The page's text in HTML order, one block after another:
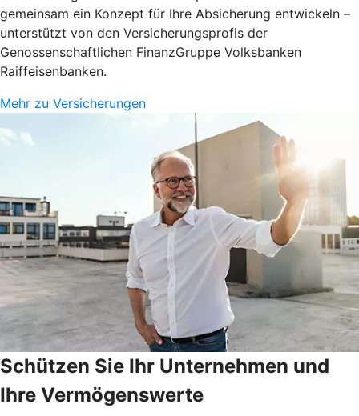
gemeinsam ein Konzept für Ihre Absicherung entwickeln –
unterstützt von den Versicherungsprofis der
Genossenschaftlichen FinanzGruppe Volksbanken
Raiffeisenbanken.
Mehr zu Versicherungen
Schützen Sie Ihr Unternehmen und
Ihre Vermögenswerte